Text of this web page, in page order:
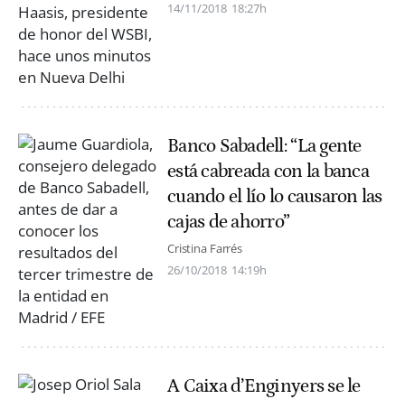
14/11/2018 18:27h
Banco Sabadell: “La gente
está cabreada con la banca
cuando el lío lo causaron las
cajas de ahorro”
Cristina Farrés
26/10/2018 14:19h
A Caixa d’Enginyers se le